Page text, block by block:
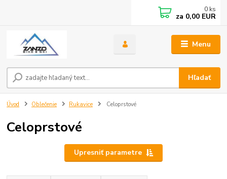
Menu
Hľadať
0 ks
za 0,00 EUR
Úvod Oblečenie Rukavice Celoprstové
Celoprstové
Upresniť parametre